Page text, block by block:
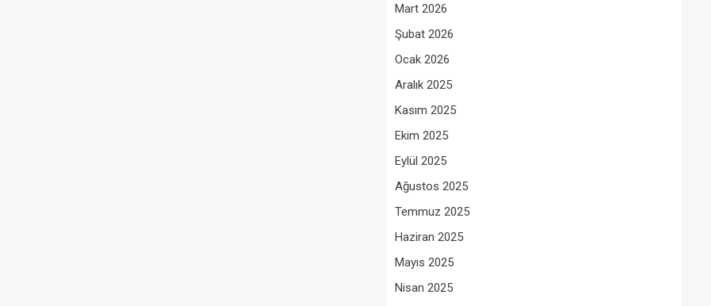
Mart 2026
Şubat 2026
Ocak 2026
Aralık 2025
Kasım 2025
Ekim 2025
Eylül 2025
Ağustos 2025
Temmuz 2025
Haziran 2025
Mayıs 2025
Nisan 2025